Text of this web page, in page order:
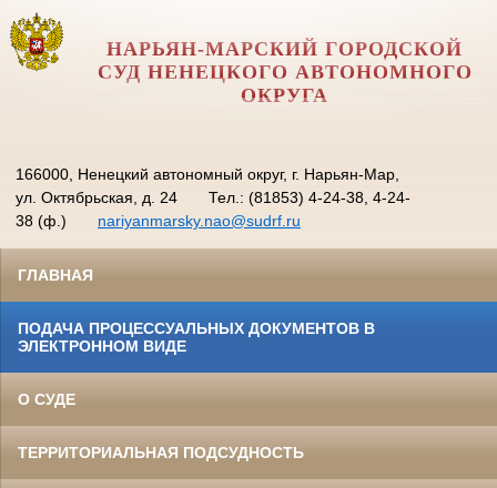
НАРЬЯН-МАРСКИЙ ГОРОДСКОЙ
СУД НЕНЕЦКОГО АВТОНОМНОГО
ОКРУГА
166000, Ненецкий автономный округ, г. Нарьян-Мар,
ул. Октябрьская, д. 24
Тел.: (81853) 4-24-38, 4-24-
38 (ф.)
nariyanmarsky.nao@sudrf.ru
ГЛАВНАЯ
ПОДАЧА ПРОЦЕССУАЛЬНЫХ ДОКУМЕНТОВ В
ЭЛЕКТРОННОМ ВИДЕ
О СУДЕ
ТЕРРИТОРИАЛЬНАЯ ПОДСУДНОСТЬ